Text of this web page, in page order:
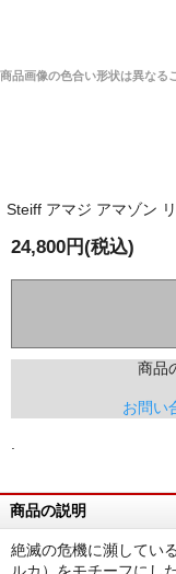
商品画像の色合い形状は異なる
Steiff アマジ アマゾン
24,800円(税込)
商品
お問い
商品の説明
絶滅の危機に瀕してい